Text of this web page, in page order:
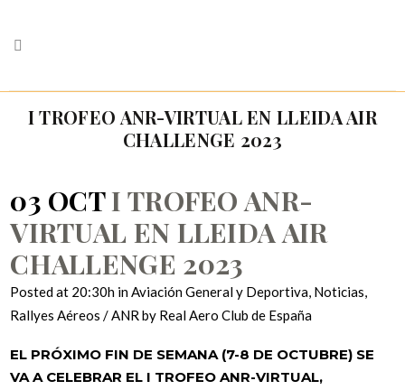
I TROFEO ANR-VIRTUAL EN LLEIDA AIR
CHALLENGE 2023
03 OCTI TROFEO ANR-
VIRTUAL EN LLEIDA AIR
CHALLENGE 2023
Posted at 20:30h inAviación General y Deportiva, Noticias,
Rallyes Aéreos / ANR by Real Aero Club de España
EL PRÓXIMO FIN DE SEMANA (7-8 DE OCTUBRE) SE
VA A CELEBRAR EL I TROFEO ANR-VIRTUAL,